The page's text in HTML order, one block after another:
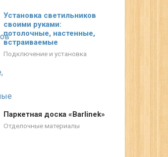
Установка светильников
своими руками:
потолочные, настенные,
встраиваемые
Подключение и установка
Паркетная доска «Barlinek»
Отделочные материалы